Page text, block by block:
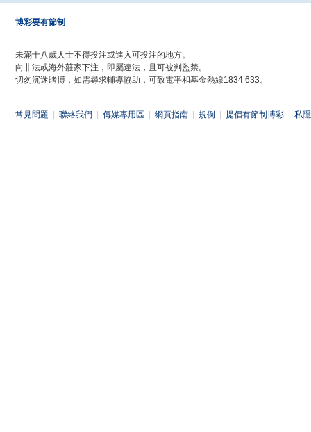
博彩要有節制
未滿十八歲人士不得投注或進入可投注的地方。
向非法或海外莊家下注，即屬違法，且可被判監禁。
切勿沉迷賭博，如需尋求輔導協助，可致電平和基金熱線1834 633。
常見問題 聯絡我們 傳媒專用區 網頁指南 規例 提倡有節制博彩 私